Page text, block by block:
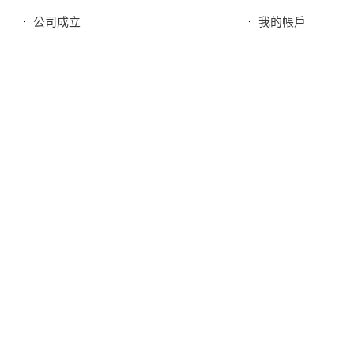
公司成立
我的帳戶